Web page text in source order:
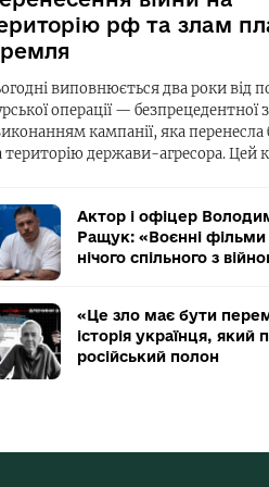
рф та злам
виповнюється два роки від
операції — безпрецедентної
кампанії, яка перенесла
територію держави-агресора. Цей
Актор і офіцер
Ращук: «Воєнні
нічого спільного з
«Це зло має бути
історія українця, який
російський полон